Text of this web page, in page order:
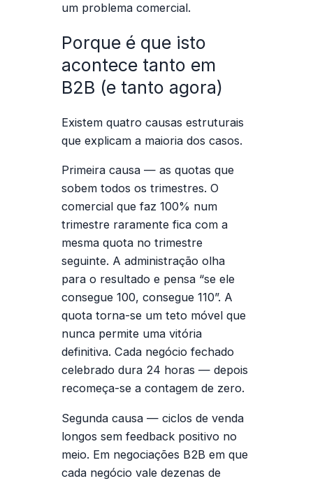
um problema comercial.
Porque é que isto
acontece tanto em
B2B (e tanto agora)
Existem quatro causas estruturais
que explicam a maioria dos casos.
Primeira causa — as quotas que
sobem todos os trimestres. O
comercial que faz 100% num
trimestre raramente fica com a
mesma quota no trimestre
seguinte. A administração olha
para o resultado e pensa “se ele
consegue 100, consegue 110”. A
quota torna-se um teto móvel que
nunca permite uma vitória
definitiva. Cada negócio fechado
celebrado dura 24 horas — depois
recomeça-se a contagem de zero.
Segunda causa — ciclos de venda
longos sem feedback positivo no
meio. Em negociações B2B em que
cada negócio vale dezenas de